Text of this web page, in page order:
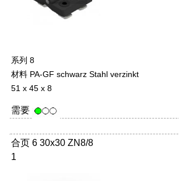
系列 8
材料 PA-GF schwarz Stahl verzinkt
51 x 45 x 8
需要
合页 6 30x30 ZN8/8
1